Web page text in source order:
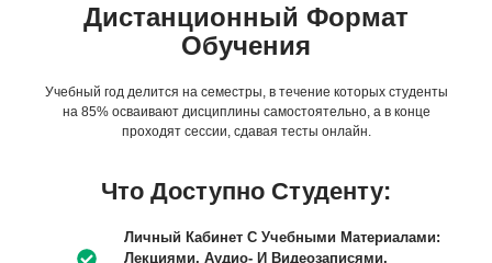
Дистанционный Формат
Обучения
Учебный год делится на семестры, в течение которых студенты
на 85% осваивают дисциплины самостоятельно, а в конце
проходят сессии, сдавая тесты онлайн.
Что Доступно Студенту:
Личный Кабинет С Учебными Материалами:
Лекциями, Аудио- И Видеозаписями,